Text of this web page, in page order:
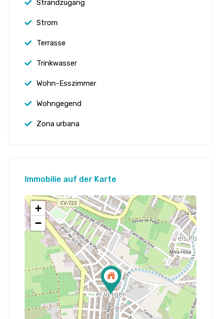
Strandzugang
Strom
Terrasse
Trinkwasser
Wohn-Esszimmer
Wohngegend
Zona urbana
Immobilie auf der Karte
+
−